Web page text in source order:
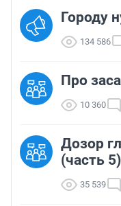
Городу
134 586
Про
10 360
Дозор
(часть 5)
35 539